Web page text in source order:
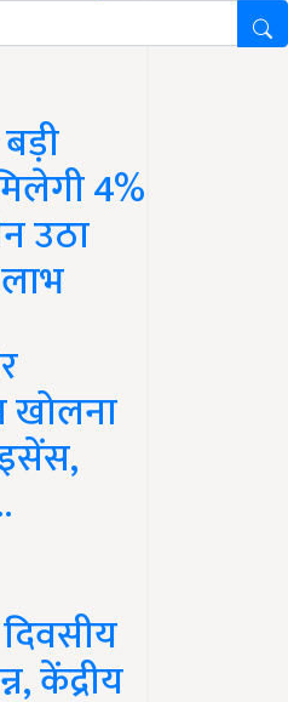
4%
उठा
खोलना
केंद्रीय